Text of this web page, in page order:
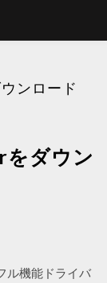
ンロード
をダウン
ル機能ドライバ